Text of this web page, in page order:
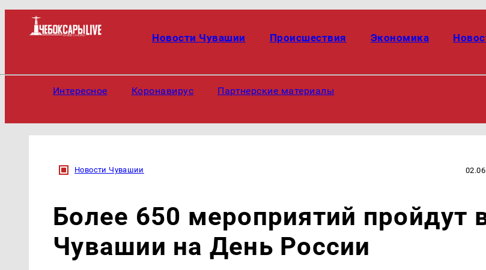
Новости Чувашии Происшествия Экономика
Интересное Коронавирус Партнерские материалы
Новости Чувашии
Более 650 мероприятий пройдут
Чувашии на День России